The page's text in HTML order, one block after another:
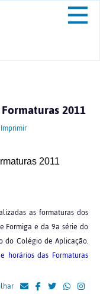
2011
Imprimir
as formaturas dos
Formiga e da 9a série do
do Colégio de Aplicação.
horários das Formaturas